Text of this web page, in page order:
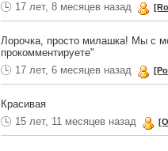
17 лет, 8 месяцев назад
Лорочка, просто милашка! Мы с
прокомментируете"
17 лет, 6 месяцев назад
Красивая
15 лет, 11 месяцев назад